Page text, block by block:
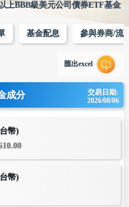
上BBB級美元公司債券ETF基金
基金配息 參與券商/流
匯出excel
成分
交易日期:
2026/08/06
幣)
幣)